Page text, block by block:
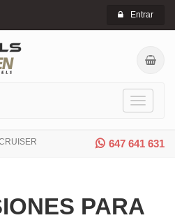
Entrar
Toggle
647 641 631
PARA